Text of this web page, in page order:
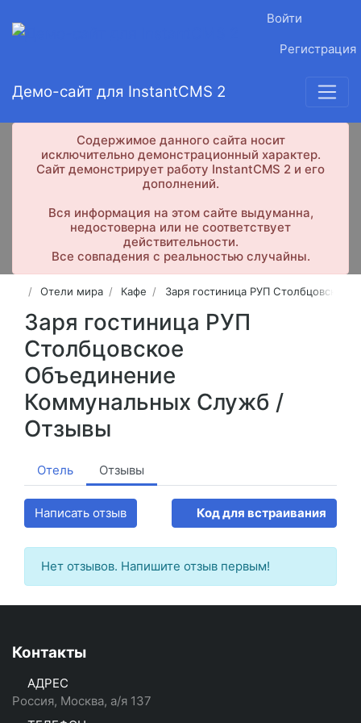
Войти
Регистрация
Демо-сайт для InstantCMS 2
Содержимое данного сайта носит
исключительно демонстрационный характер.
Сайт демонстрирует работу InstantCMS 2 и его
дополнений.
Вся информация на этом сайте выдуманна,
недостоверна или не соответствует
действительности.
Все совпадения с реальностью случайны.
Отели мира Кафе Заря гостиница РУП
Заря гостиница РУП
Столбцовское
Объединение
Коммунальных Служб /
Отзывы
Отель Отзывы
Написать отзыв Код для встраивания
Нет отзывов. Напишите отзыв первым!
Контакты
АДРЕС
Россия, Москва, а/я 137